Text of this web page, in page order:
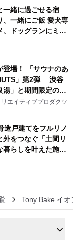
一緒に過ごせる宿
、一緒にご飯 愛犬専
、ドッグランにミニ
グとトレーラーハウ
登場！ 「サウナのあ
」第2弾 渋谷
湯」と期間限定のコ
ウナイキタイコラ
！
エイティブプロダクツ
造戸建てをフルリノ
をつなぐ「土間リ
暮らしを叶えた施工
スが公開
Tony Bake イ